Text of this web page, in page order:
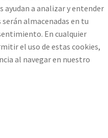
ayudan a analizar y entender
almacenadas en tu
En cualquier
el uso de estas cookies,
al navegar en nuestro